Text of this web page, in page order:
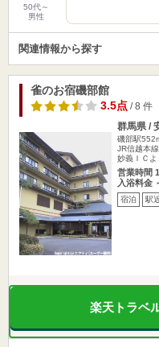
50代～
男性
関連情報から探す
雀のお宿磯部館
3.5点/ 8 件
群馬県 /
磯部駅
JR信越本
妙義ＩＣよ
営業時間
入浴料金
宿泊 駅
楽天トラベ